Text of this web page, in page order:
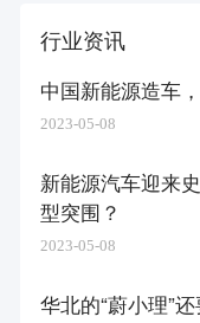
行业资讯
中国新能源造车
2023-05-08
新能源汽车迎来
型突围？
2023-05-08
华北的“蔚小理”